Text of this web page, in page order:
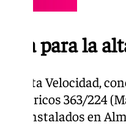
para la
Alta Velocidad,
363/224
ya instalados en